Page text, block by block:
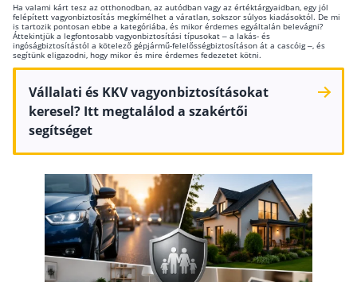
Csoportos életbiztosítás
Kockázati életbiztosítás 🛡
Megtakarítással kombinált életbiztosítás
Egészségbiztosítás
Egészségbiztosítás cégeknek
Magán egészségbiztosítás 💊
Ha valami kárt tesz az otthonodban, az autódban vagy az értéktárgyaidban, egy jól
felépített vagyonbiztosítás megkímélhet a váratlan, sokszor súlyos kiadásoktól. De mi
is tartozik pontosan ebbe a kategóriába, és mikor érdemes egyáltalán belevágni?
Áttekintjük a legfontosabb vagyonbiztosítási típusokat – a lakás- és
ingóságbiztosítástól a kötelező gépjármű-felelősségbiztosításon át a cascóig –, és
segítünk eligazodni, hogy mikor és mire érdemes fedezetet kötni.
Vállalati és KKV vagyonbiztosításokat
keresel? Itt megtalálod a szakértői
segítséget